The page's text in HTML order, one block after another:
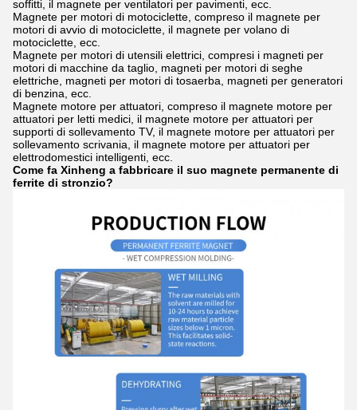
soffitti, il magnete per ventilatori per pavimenti, ecc.
Magnete per motori di motociclette, compreso il magnete per
motori di avvio di motociclette, il magnete per volano di
motociclette, ecc.
Magnete per motori di utensili elettrici, compresi i magneti per
motori di macchine da taglio, magneti per motori di seghe
elettriche, magneti per motori di tosaerba, magneti per generatori
di benzina, ecc.
Magnete motore per attuatori, compreso il magnete motore per
attuatori per letti medici, il magnete motore per attuatori per
supporti di sollevamento TV, il magnete motore per attuatori per
sollevamento scrivania, il magnete motore per attuatori per
elettrodomestici intelligenti, ecc.
Come fa Xinheng a fabbricare il suo magnete permanente di
ferrite di stronzio?